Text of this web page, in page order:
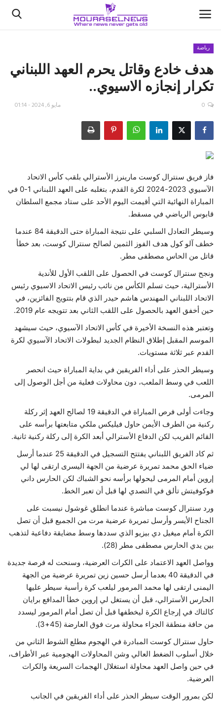
الأخبار
كتّابنا
اقتصاد
رياضة
فيديو
حياة
رياضة
هدف خادع وقاتل يحرم العهد اللبناني
تكرار إنجازه الاسيوي..
مايو 6, 2024 - 01:14 0
فاز فريق سنترال كوست مارينرز الأسترالي بلقب كأس الاتحاد
الآسيوي 2023-2024 لكرة القدم، بتغلبه على العهد اللبناني 1-0 في
المباراة النهائية التي أقيمت اليوم الأحد على ستاد مجمع السلطان
قابوس الرياضي في مسقط.
وسيطر التعادل السلبي على نتيجة المباراة حتى الدقيقة 84 عندما
خطف آلو كول هدف الفوز الثمين لصالح سنترال كوست، بعد خطأ
قاتل من الحاس مصطفى مطر.
ونجح سنترال كوست في الحصول على اللقب الأول للأندية
الأسترالية، حيث تسلم الكأس من نائب رئيس الاتحاد الاسيوي رئيس
الاتحاد اللبناني المهندس هاشم حيدر الذي قام بتتويج الفائزين، في
حين أخفق العهد بالحصول على اللقب الثاني بعد تتويجه عام 2019.
وتعتبر هذه النسخة الأخيرة في كأس الاتحاد الآسيوي، حيث سيشهد
الموسم المقبل إطلاق النظام الجديد لبطولات الاتحاد الآسيوي لكرة
القدم عبر ثلاثة مستويات.
وسيطر الحذر على أداء الفريقين في بداية المباراة حيث انحصر
اللعب في وسط الملعب، دون محاولات فعلية من أجل الوصول إلى
المرمى.
وجاءت أولى فرص المباراة في الدقيقة 19 لصالح العهد إثر ركلة
ركنية من الطرف الأيمن حاول فيليكس ملكي متابعتها برأسه على
القائم القريب لكن الدفاع الأسترالي أبعد الكرة إلى ركلة ركنية ثانية.
ثم كاد الفريق اللبناني يفتتح التسجيل في الدقيقة 25 عندما أرسل
ضياء الحق محمد تمريرة عرضية من الجهة اليسرى ارتقى لها لي
إروين أمام المرمى ليحولها برأسه نحو الشباك لكن الحارس داني
فوكوفيتش تألق في التصدي لها قبل أن تعبر الخط.
ورد سنترال كوست مباشرة عندما انطلق غوشول نيسبت على
الجناح الأيسر وأرسل تمريرة عرضية مرت من الجميع قبل أن تصل
الكرة أمام ميغيل دي بيزيو الذي سددها وسط مضايقة دفاعية لتذهب
بين يدي الحارس مصطفى مطر (28).
وواصل العهد الاعتماد على الكرات العرضية، وسنحت له فرصة جديدة
في الدقيقة 40 بعدما أرسل حسين زين تمريرة عرضية من الجهة
اليمنى ارتقى لها محمد المرمور ليلعب كرة رأسية سيطر عليها
الحارس الأسترالي، قبل أن يستغل لي إروين خطأ المدافع برايان
كالتاك في إرجاع الكرة ليخطفها قبل أن تصل أمام المرمور ليسدد
من حافة منطقة الجزاء محاولة مرت فوق العارضة (45+3).
حاول سنترال كوست المبادرة في الهجوم مطلع الشوط الثاني من
خلال أسلوب الضغط العالي وشن المحاولات الهجومية عبر الأطراف،
في حين واصل العهد محاولة استغلال الهجمات السريعة والكرات
العرضية.
لكن بمرور الوقت سيطر الحذر على أداء الفريقين في الجانب